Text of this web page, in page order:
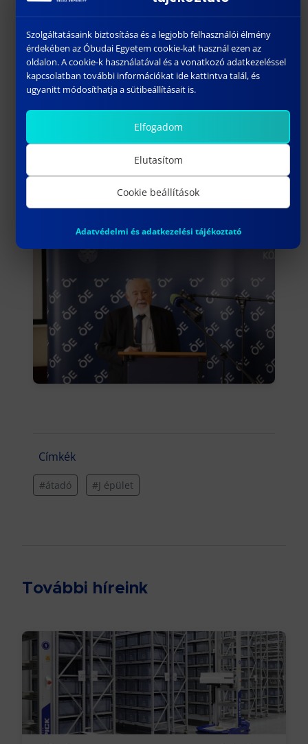
át.
forrás:Óbudai Egyetem
Címkék
#átadó #J épület
További híreink
Szolgáltatásaink biztosítása és a legjobb felhasználói élmény
érdekében az Óbudai Egyetem cookie-kat használ ezen az
oldalon. A cookie-k használatával és a vonatkozó adatkezeléssel
kapcsolatban további információkat ide kattintva talál, és
ugyanitt módosíthatja a sütibeállításait is.
Elfogadom
Elutasítom
Cookie beállítások
Adatvédelmi és adatkezelési tájékoztató